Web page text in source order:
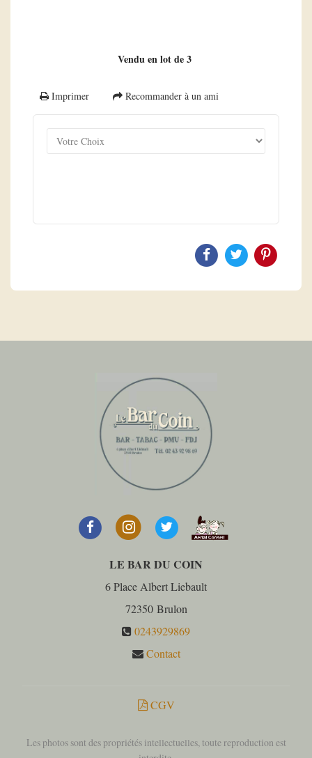
Vendu en lot de 3
Imprimer Recommander à un ami
LE BAR DU COIN
6 Place Albert Liebault
72350 Brulon
0243929869
Contact
CGV
Les photos sont des propriétés intellectuelles, toute reproduction est